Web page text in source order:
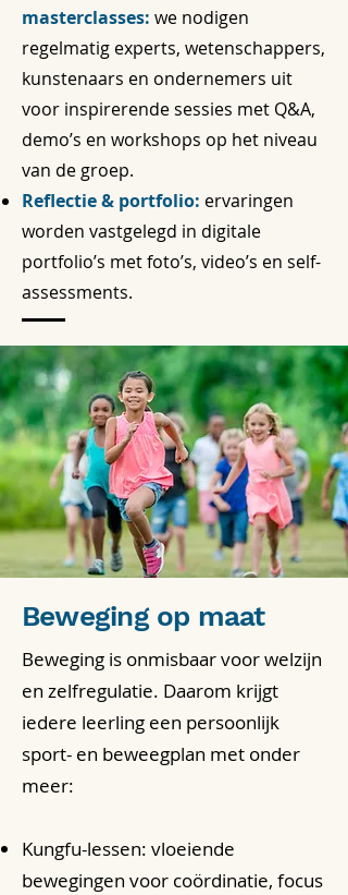
masterclasses: we nodigen
regelmatig experts, wetenschappers,
kunstenaars en ondernemers uit
voor inspirerende sessies met Q&A,
demo’s en workshops op het niveau
van de groep.
Reflectie & portfolio: ervaringen
worden vastgelegd in digitale
portfolio’s met foto’s, video’s en self-
assessments.
Beweging op maat
Beweging is onmisbaar voor welzijn
en zelfregulatie. Daarom krijgt
iedere leerling een persoonlijk
sport- en beweegplan met onder
meer:
Kungfu-lessen: vloeiende
bewegingen voor coördinatie, focus